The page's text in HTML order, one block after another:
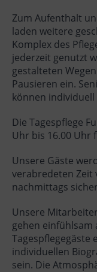
Zum Aufenthalt
laden weitere
Komplex des
jederzeit genutzt
gestalteten
Pausieren ein.
können
Die Tagespflege
Uhr bis 16.00 Uhr
Unsere Gäste
verabredeten Zeit
nachmittags
Unsere
gehen einfühlsam
Tagespflegegäste
individuellen
sein. Die